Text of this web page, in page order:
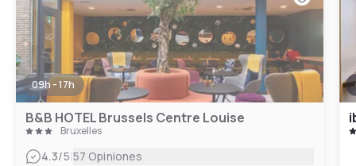
09h - 17h
B&B HOTEL Brussels Centre Louise
Bruxelles
4.3/5|57 Opiniones